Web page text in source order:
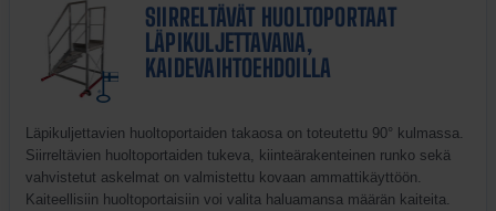
SIIRRELTÄVÄT HUOLTOPORTAAT
LÄPIKULJETTAVANA,
KAIDEVAIHTOEHDOILLA
Läpikuljettavien huoltoportaiden takaosa on toteutettu 90° kulmassa.
Siirreltävien huoltoportaiden tukeva, kiinteärakenteinen runko sekä
vahvistetut askelmat on valmistettu kovaan ammattikäyttöön.
Kaiteellisiin huoltoportaisiin voi valita haluamansa määrän kaiteita.